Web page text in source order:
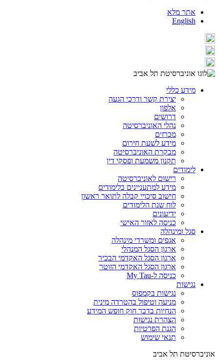
אתר מלא
English
מידע כללי
יצירת קשר ודרכי הגעה
אלפון
דרושים
נהלי האוניברסיטה
מכרזים
מידע לשעת חירום
מבקרת האוניברסיטה
תקנון משמעת ופסקי דין
לימודים
רישום לאוניברסיטה
מידע למתעניינים בלימודים
חישוב סיכויי קבלה לתואר ראשון
לוח שנת הלימודים
ידיעונים
כניסה לאזור האישי
סגל ומינהלה
אגפים ומשרדי מינהלה
ארגון הסגל המנהלי
ארגון הסגל האקדמי הבכיר
ארגון הסגל האקדמי הזוטר
כניסה ל-My Tau
נגישות
נגישות בקמפוס
מניעה וטיפול בהטרדה מינית
הנחיות בדבר חוק חופש המידע
הצהרת נגישות
הגנת הפרטיות
תנאי שימוש
אוניברסיטת תל אביב